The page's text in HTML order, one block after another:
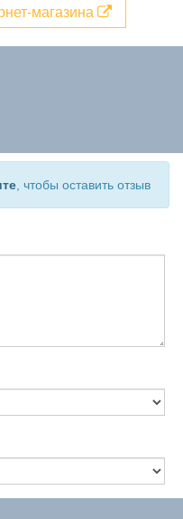
магазина
, чтобы оставить отзыв